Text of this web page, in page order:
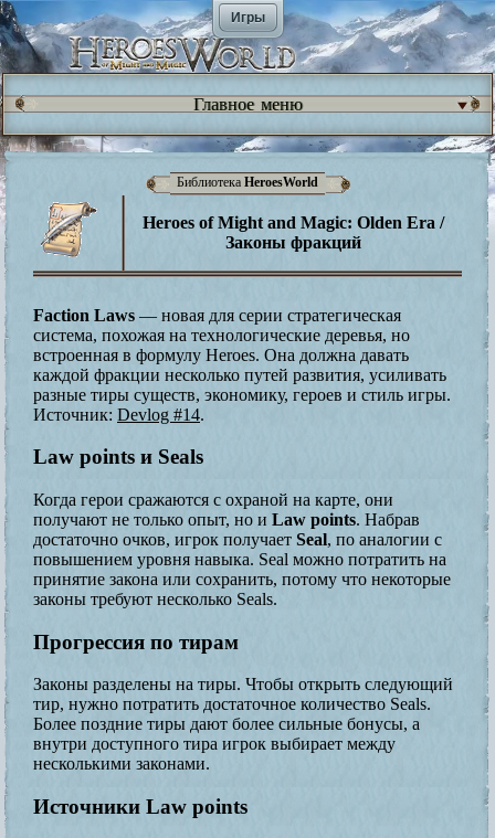
Игры
Главное меню
Библиотека HeroesWorld
Heroes of Might and Magic: Olden Era /
Законы фракций
Faction Laws — новая для серии стратегическая
система, похожая на технологические деревья, но
встроенная в формулу Heroes. Она должна давать
каждой фракции несколько путей развития, усиливать
разные тиры существ, экономику, героев и стиль игры.
Источник: Devlog #14.
Law points и Seals
Когда герои сражаются с охраной на карте, они
получают не только опыт, но и Law points. Набрав
достаточно очков, игрок получает Seal, по аналогии с
повышением уровня навыка. Seal можно потратить на
принятие закона или сохранить, потому что некоторые
законы требуют несколько Seals.
Прогрессия по тирам
Законы разделены на тиры. Чтобы открыть следующий
тир, нужно потратить достаточное количество Seals.
Более поздние тиры дают более сильные бонусы, а
внутри доступного тира игрок выбирает между
несколькими законами.
Источники Law points